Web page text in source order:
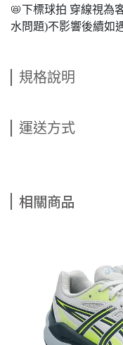
📛下標球拍 穿線視為
水問題)不影響後續如
規格說明
運送方式
相關商品